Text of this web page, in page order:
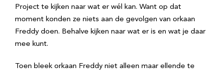
Project te kijken naar wat er wél kan. Want op dat
moment konden ze niets aan de gevolgen van orkaan
Freddy doen. Behalve kijken naar wat er is en wat je daar
mee kunt.
Toen bleek orkaan Freddy niet alleen maar ellende te